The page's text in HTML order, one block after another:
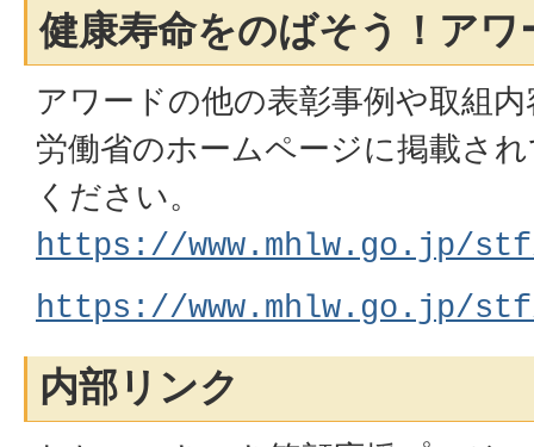
健康寿命をのばそう！ア
アワードの他の表彰事例や取組
労働省のホームページに掲載さ
ください。
https://www.mhlw.go.jp/stf/
https://www.mhlw.go.jp/
内部リンク